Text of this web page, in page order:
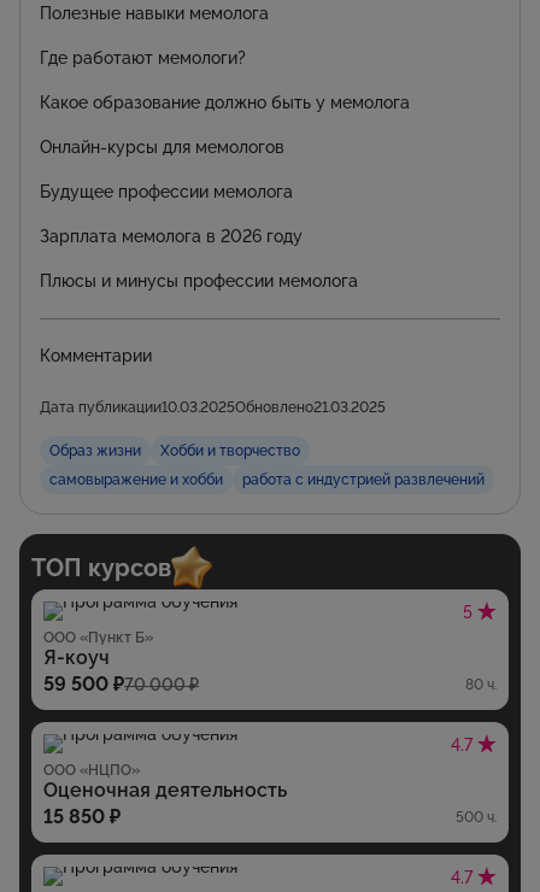
Полезные навыки мемолога
Где работают мемологи?
Какое образование должно быть у мемолога
Онлайн-курсы для мемологов
Будущее профессии мемолога
Зарплата мемолога в 2026 году
Плюсы и минусы профессии мемолога
Комментарии
Дата публикации10.03.2025Обновлено21.03.2025
Образ жизни
Хобби и творчество
самовыражение и хобби
работа с индустрией развлечений
ТОП курсов
5
ООО «Пункт Б»
Я-коуч
59 500 ₽70 000 ₽ 80 ч.
4.7
ООО «НЦПО»
Оценочная деятельность
15 850 ₽
500 ч.
4.7